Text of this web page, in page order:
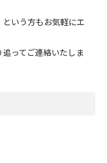
という方もお気軽にエ
ってご連絡いたしま